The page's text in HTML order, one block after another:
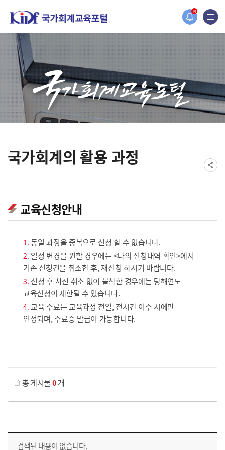
N
홈페이지가 새롭게 개편되었습니다.
한국조세재정연구원홈페이지가 새롭게 개설되었습니다.
국가회계의 활용 과정
교육신청안내
동일 과정을 중복으로 신청 할 수 없습니다.
일정 변경을 원할 경우에는 <나의 신청내역 확인>에서
기존 신청건을 취소한 후, 재신청 하시기 바랍니다.
신청 후 사전 취소 없이 불참한 경우에는 당해연도
교육신청이 제한될 수 있습니다.
교육 수료는 교육과정 전일, 전시간 이수 시에만
인정되며, 수료증 발급이 가능합니다.
총 게시물0개
교육신청 목록을 나타낸 표로 회차, 지역, 접수기간, 교육기간, 교육장소, 신청인원/모집인원, 상태로 나뉘어 설명합니다.
검색된 내용이 없습니다.